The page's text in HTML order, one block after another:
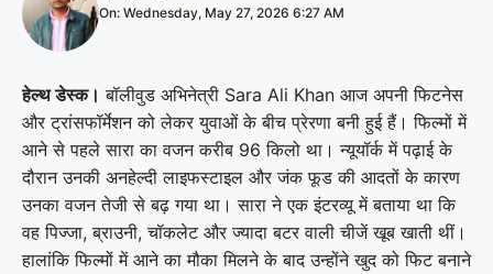
On: Wednesday, May 27, 2026 6:27 AM
हेल्थ डेस्क। बॉलीवुड अभिनेत्री Sara Ali Khan आज अपनी फिटनेस
और ट्रांसफॉर्मेशन को लेकर युवाओं के बीच प्रेरणा बनी हुई हैं। फिल्मों में
आने से पहले सारा का वजन करीब 96 किलो था। न्यूयॉर्क में पढ़ाई के
दौरान उनकी अनहेल्दी लाइफस्टाइल और जंक फूड की आदतों के कारण
उनका वजन तेजी से बढ़ गया था। सारा ने एक इंटरव्यू में बताया था कि
वह पिज्जा, ब्राउनी, चॉकलेट और ज्यादा बटर वाली चीजें खूब खाती थीं।
हालांकि फिल्मों में आने का मौका मिलने के बाद उन्होंने खुद को फिट बनाने